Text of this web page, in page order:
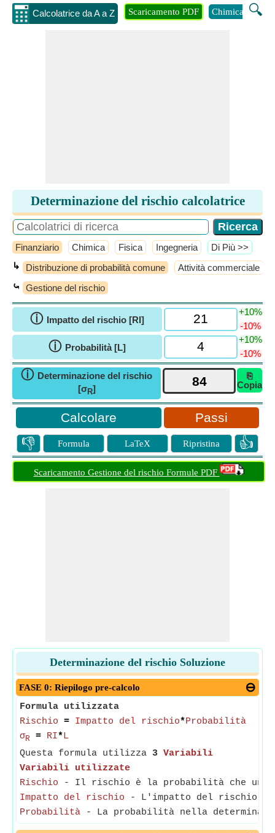
Calcolatrice da A a Z 🔍
Scaricamento PDF Chimica
Determinazione del rischio calcolatrice
Finanziario Chimica Fisica Ingegneria ​Di Più >>
↳ Distribuzione di probabilità comune Attività commerciale
⤿ Gestione del rischio
ⓘ Impatto del rischio [RI]
+10%
-10%
ⓘ Probabilità [L]
+10%
-10%
ⓘ Determinazione del rischio
[σR]
⎘
Copia
Passi
👎 Formula LaTeX Ripristina 👍
Scaricamento Gestione del rischio Formule PDF
Determinazione del rischio Soluzione
FASE 0: Riepilogo pre-calcolo
Formula utilizzata
Rischio = Impatto del rischio*Probabilità
σR = RI*L
Questa formula utilizza 3 Variabili
Variabili utilizzate
Rischio - Il rischio è la probabilità che un
Impatto del rischio - L'impatto del rischio si
Probabilità - La probabilità nella